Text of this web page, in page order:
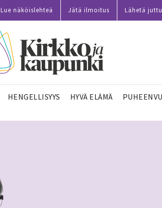
Lue näköislehteä Jätä ilmoitus Lähetä
HENGELLISYYS HYVÄ ELÄMÄ